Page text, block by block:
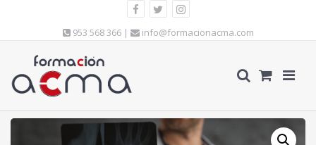
953 568 366 | info@formacionacma.com